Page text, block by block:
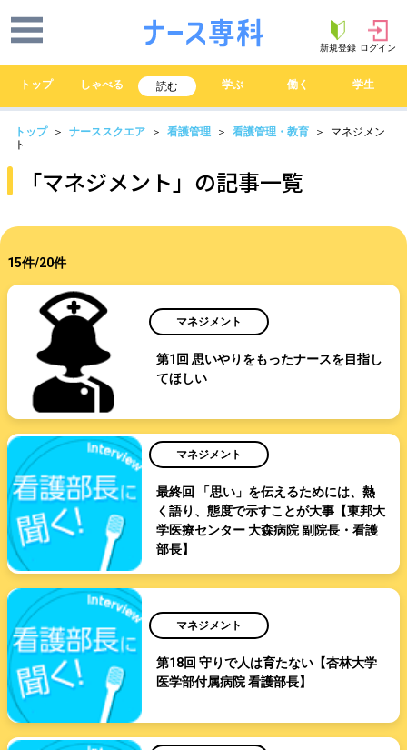
新規登録 ログイン
トップ しゃべる 読む 学ぶ 働く 学生
トップ ＞ ナーススクエア ＞ 看護管理 ＞ 看護管理・教育
＞ マネジメン
ト
「マネジメント」の記事一覧
15件/20件
マネジメント
第1回 思いやりをもったナースを目指し
てほしい
マネジメント
最終回 「思い」を伝えるためには、熱
く語り、態度で示すことが大事【東邦大
学医療センター 大森病院 副院長・看護
部長】
マネジメント
第18回 守りで人は育たない【杏林大学
医学部付属病院 看護部長】